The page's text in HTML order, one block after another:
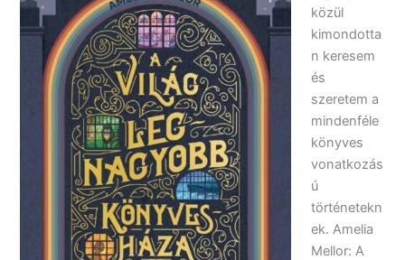
közül
kimondotta
n keresem
és
szeretem a
mindenféle
könyves
vonatkozás
ú
történetekn
ek. Amelia
Mellor: A